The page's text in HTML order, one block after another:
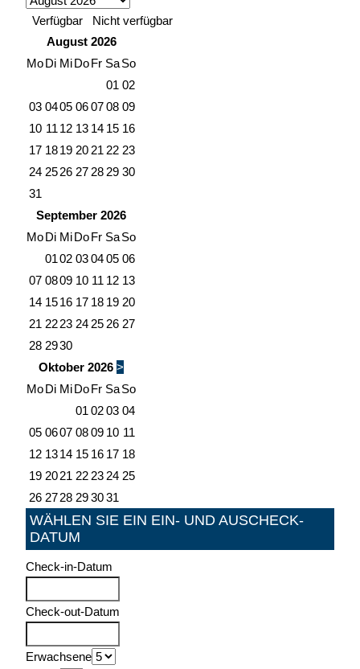
Verfügbar
Nicht verfügbar
August 2026
MoDi MiDoFr SaSo
01 02
03 0405 06 0708 09
10 11 12 13 14 15 16
17 1819 20 21 22 23
24 2526 27 28 29 30
31
September 2026
MoDi MiDoFr SaSo
0102 03 0405 06
07 0809 10 11 12 13
14 1516 17 18 19 20
21 2223 24 25 26 27
28 2930
Oktober 2026 >
MoDi MiDoFr SaSo
01 0203 04
05 0607 08 09 10 11
12 1314 15 16 17 18
19 2021 22 23 24 25
26 2728 29 3031
WÄHLEN SIE EIN EIN- UND AUSCHECK-
DATUM
Check-in-Datum
Check-out-Datum
Erwachsene